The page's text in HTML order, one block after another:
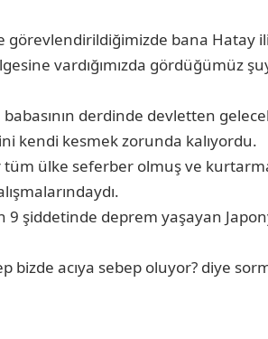
görevlendirildiğimizde bana Hatay ili
vardığımızda gördüğümüz
derdinde devletten
kendi kesmek zorunda kalıyordu.
ülke seferber olmuş ve
şiddetinde deprem yaşayan
bizde acıya sebep oluyor? diye